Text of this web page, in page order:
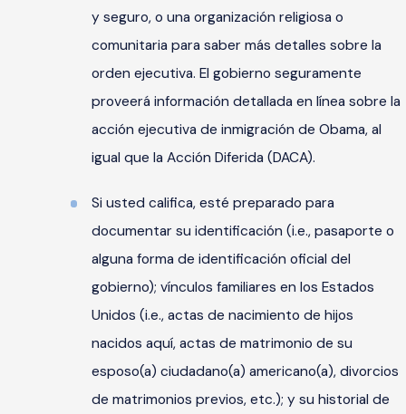
y seguro, o una organización religiosa o
comunitaria para saber más detalles sobre la
orden ejecutiva. El gobierno seguramente
proveerá información detallada en línea sobre la
acción ejecutiva de inmigración de Obama, al
igual que la Acción Diferida (DACA).
Si usted califica, esté preparado para
documentar su identificación (i.e., pasaporte o
alguna forma de identificación oficial del
gobierno); vínculos familiares en los Estados
Unidos (i.e., actas de nacimiento de hijos
nacidos aquí, actas de matrimonio de su
esposo(a) ciudadano(a) americano(a), divorcios
de matrimonios previos, etc.); y su historial de